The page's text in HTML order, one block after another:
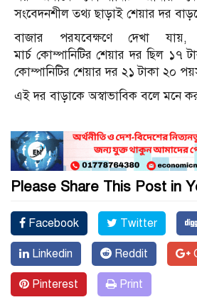
সংবেদনশীল তথ্য ছাড়াই শেয়ার দর
বাজার পর‌যবেক্ষণে দেখা
মার্চ কোম্পানিটির শেয়ার দর ছিল ১৭
কোম্পানিটির শেয়ার দর ২১ টাকা ২০
এই দর বাড়াকে অস্বাভাবিক বলে মনে
Please Share This Post in
Facebook Twitter
Linkedin Reddit
Pinterest Print